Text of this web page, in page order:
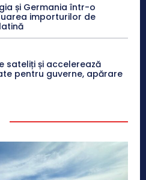
și Germania într-o
importurilor de
sateliți și accelerează
pentru guverne, apărare